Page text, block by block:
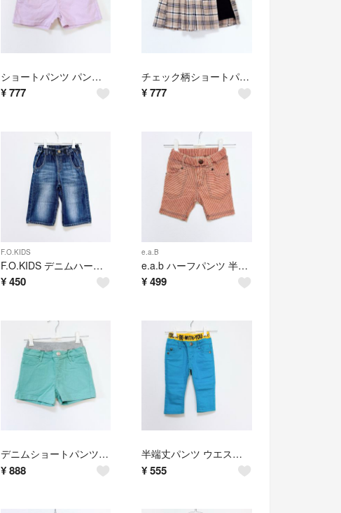
ショートパンツ パンツ 短パン ウエストゴム 150 淡紫 薄ピンク
¥ 777
チェック柄ショートパンツ スカッツ スカート×パンツ ショーパン 短パン 150
¥777
F.O.KIDS
F.O.KIDS デニムハーフパンツ ビックポケットパンツ ウエストゴム 半ズボン デニムパンツ 130
¥ 450
e.a.B
e.a.b ハーフパンツ 半ズボン 短パン エーアーベーブラウン系 ストライプ ゴム 90
¥499
デニムショートパンツ 短パン ショーパン ミントグリーン ウエストゴム 130
¥ 888
半端丈パンツ ウエストゴム カラーパンツ ターコイズブルー？ 半ズボン 長ズボン 青系 100
¥555